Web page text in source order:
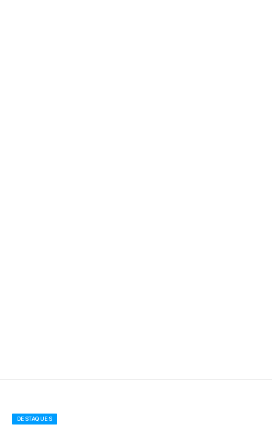
DESTAQUES